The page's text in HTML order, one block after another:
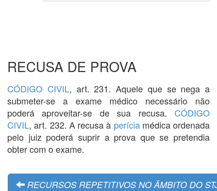
RECUSA DE PROVA
CÓDIGO CIVIL, art. 231. Aquele que se nega a
submeter-se a exame médico necessário não
poderá aproveitar-se de sua recusa. CÓDIGO
CIVIL, art. 232. A recusa à períciamédica ordenada
pelo juiz poderá suprir a prova que se pretendia
obter com o exame.
RECURSOS REPETITIVOS NO ÂMBITO DO